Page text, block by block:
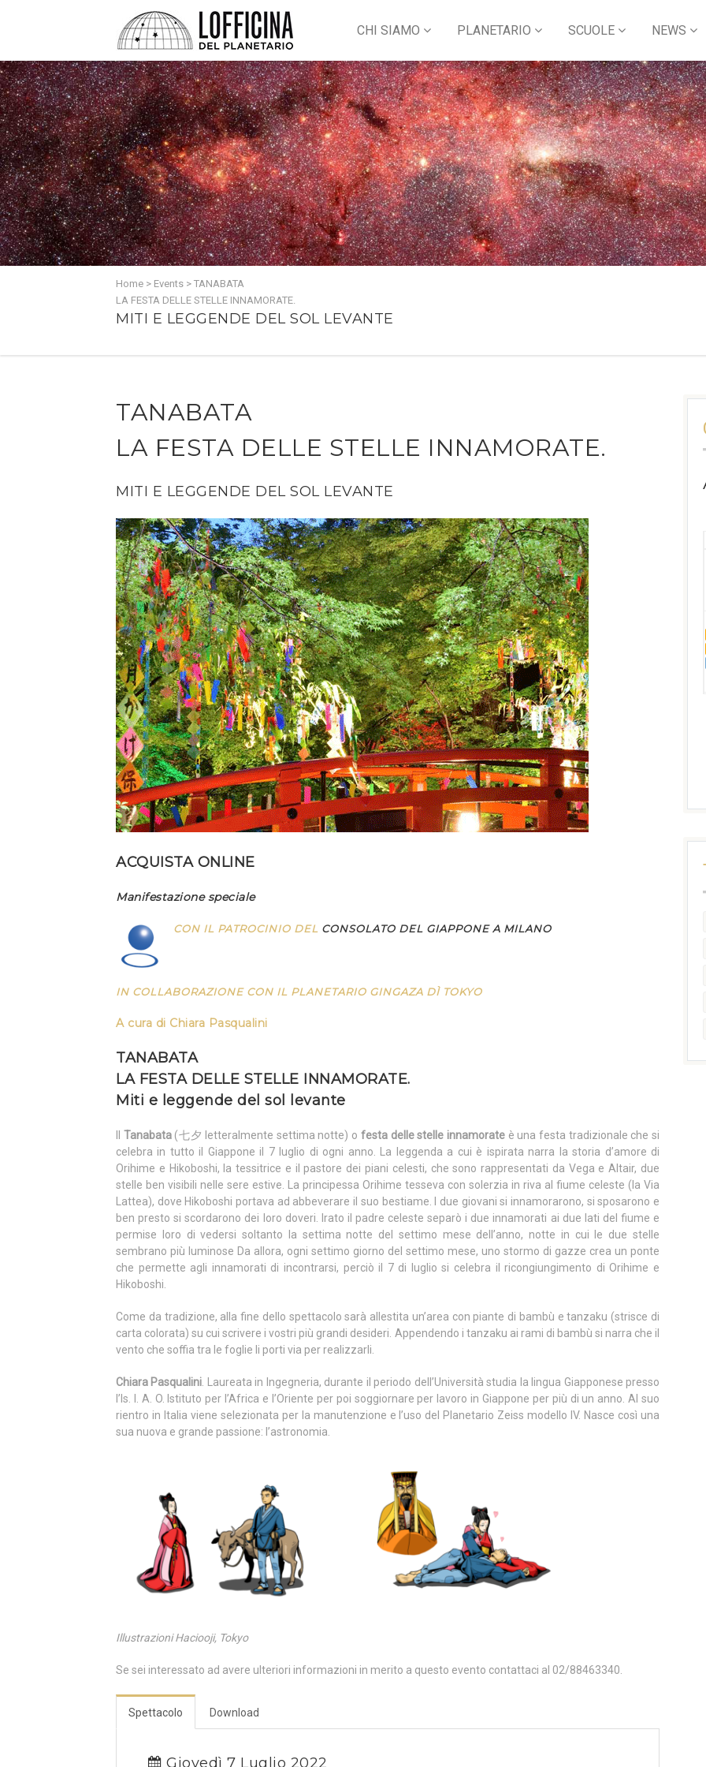
CHI SIAMO PLANETARIO SCUOLE NEWS
Home > Events > TANABATA
LA FESTA DELLE STELLE INNAMORATE.
MITI E LEGGENDE DEL SOL LEVANTE
TANABATA
LA FESTA DELLE STELLE INNAMORATE.
MITI E LEGGENDE DEL SOL LEVANTE
ACQUISTA ONLINE
Manifestazione speciale
CON IL PATROCINIO DEL CONSOLATO DEL GIAPPONE A MILANO
IN COLLABORAZIONE CON IL PLANETARIO GINGAZA DÌ TOKYO
A cura di Chiara Pasqualini
TANABATA
LA FESTA DELLE STELLE INNAMORATE.
Miti e leggende del sol levante
Tanabata(七夕 letteralmente settima notte) o festa delle stelle innamorateè una festa tradizionale che si
celebra in tutto il Giappone il 7 luglio di ogni anno. La leggenda a cui è ispirata narra la storia d’amore di
Orihime e Hikoboshi, la tessitrice e il pastore dei piani celesti, che sono rappresentati da Vega e Altair, due
stelle ben visibili nelle sere estive. La principessa Orihime tesseva con solerzia in riva al fiume celeste (la Via
Lattea), dove Hikoboshi portava ad abbeverare il suo bestiame. I due giovani si innamorarono, si sposarono e
ben presto si scordarono dei loro doveri. Irato il padre celeste separò i due innamorati ai due lati del fiume e
permise loro di vedersi soltanto la settima notte del settimo mese dell’anno, notte in cui le due stelle
sembrano più luminose Da allora, ogni settimo giorno del settimo mese, uno stormo di gazze crea un ponte
che permette agli innamorati di incontrarsi, perciò il 7 di luglio si celebra il ricongiungimento di Orihime e
Hikoboshi.
Come da tradizione, alla fine dello spettacolo sarà allestita un’area con piante di bambù e tanzaku (strisce di
carta colorata) su cui scrivere i vostri più grandi desideri. Appendendo i tanzaku ai rami di bambù si narra che il
vento che soffia tra le foglie li porti via per realizzarli.
Chiara Pasqualini . Laureata in Ingegneria, durante il periodo dell’Università studia la lingua Giapponese presso
l’Is. I. A. O. Istituto per l’Africa e l’Oriente per poi soggiornare per lavoro in Giappone per più di un anno. Al suo
rientro in Italia viene selezionata per la manutenzione e l’uso del Planetario Zeiss modello IV. Nasce così una
sua nuova e grande passione: l’astronomia.
Illustrazioni Haciooji, Tokyo
Se sei interessato ad avere ulteriori informazioni in merito a questo evento contattaci al 02/88463340.
Spettacolo Download
Giovedì 7 Luglio 2022